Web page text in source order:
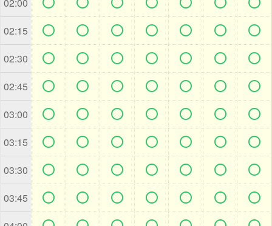
02:15       
02:30       
02:45       
03:00       
03:15       
03:30       
03:45       